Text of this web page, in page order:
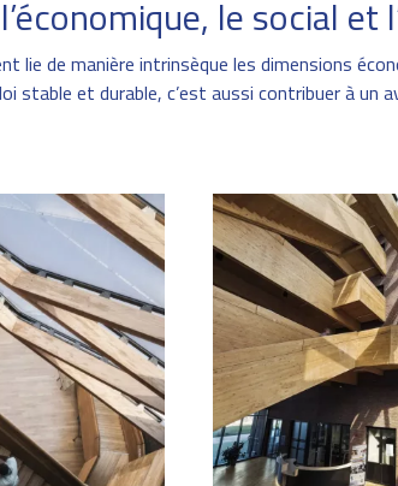
le social et
lie de manière intrinsèque les dimensions
stable et durable, c’est aussi contribuer à un